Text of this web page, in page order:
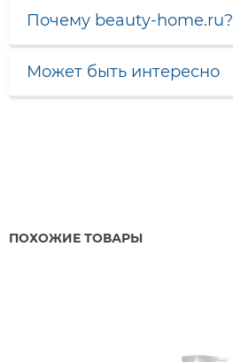
Почему beauty-home.ru?
Может быть интересно
ПОХОЖИЕ ТОВАРЫ